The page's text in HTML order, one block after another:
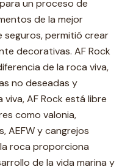
un proceso de
de la mejor
permitió crear
decorativas. AF Rock
de la roca viva,
no deseadas y
AF Rock está libre
como valonia,
AEFW y cangrejos
roca proporciona
de la vida marina y